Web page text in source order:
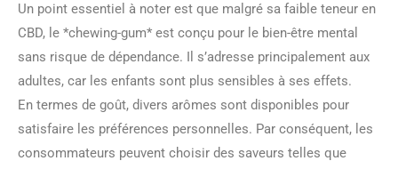
Un point essentiel à noter est que malgré sa faible teneur en
CBD, le *chewing-gum* est conçu pour le bien-être mental
sans risque de dépendance. Il s’adresse principalement aux
adultes, car les enfants sont plus sensibles à ses effets.
En termes de goût, divers arômes sont disponibles pour
satisfaire les préférences personnelles. Par conséquent, les
consommateurs peuvent choisir des saveurs telles que